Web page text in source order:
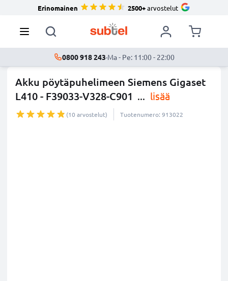
Erinomainen 2500+arvostelut
0800 918 243·Ma - Pe: 11:00 - 22:00
Akku pöytäpuhelimeen Siemens Gigaset
L410 - F39033-V328-C901 ... lisää
(10 arvostelut) Tuotenumero: 913022